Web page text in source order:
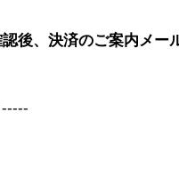
後、決済のご案内メー